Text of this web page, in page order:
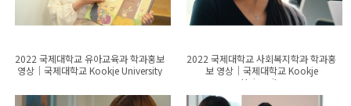
2022 국제대학교 유아교육과 학과홍보
영상│국제대학교 Kookje University
2022 국제대학교 사회복지학과 학과홍
보 영상│국제대학교 Kookje
University